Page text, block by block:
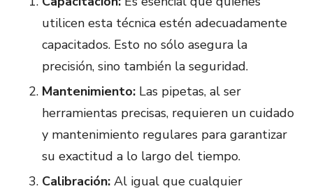
utilicen esta técnica estén adecuadamente
capacitados. Esto no sólo asegura la
precisión, sino también la seguridad.
Mantenimiento: Las pipetas, al ser
herramientas precisas, requieren un cuidado
y mantenimiento regulares para garantizar
su exactitud a lo largo del tiempo.
Calibración: Al igual que cualquier